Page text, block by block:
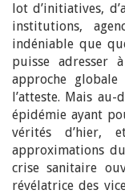
lot d’initiatives,
institutions,
indéniable que
puisse adresser
approche
l’atteste. Mais
épidémie ayant
vérités d’hier,
approximations
crise sanitaire
révélatrice des